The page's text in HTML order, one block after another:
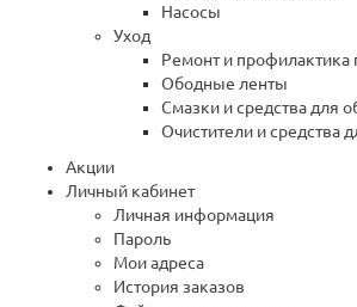
Насосы
Уход
Ремонт и профилактика
Ободные ленты
Смазки и средства для
Очистители и средства
Акции
Личный кабинет
Личная информация
Пароль
Мои адреса
История заказов